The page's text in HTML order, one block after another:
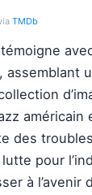
TMDb
assemblant
américain
des
pour
à l’avenir